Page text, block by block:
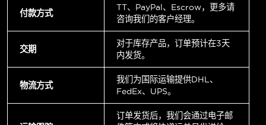
付款方式
TT、PayPal、Escrow，更多请
咨询我们的客户经理。
交期
对于库存产品，订单预计在3天
内发货。
物流方式
我们为国际运输提供DHL、
FedEx、UPS。
订单发货后，我们会通过电子邮